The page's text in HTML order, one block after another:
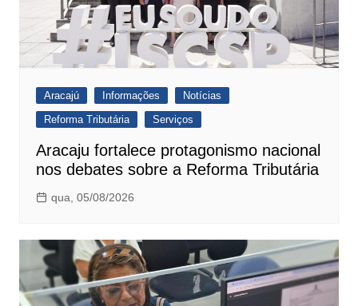
Aracajú Informações
Notícias
Reforma Tributária
Serviços
Aracaju fortalece protagonismo nacional
nos debates sobre a Reforma Tributária
qua, 05/08/2026